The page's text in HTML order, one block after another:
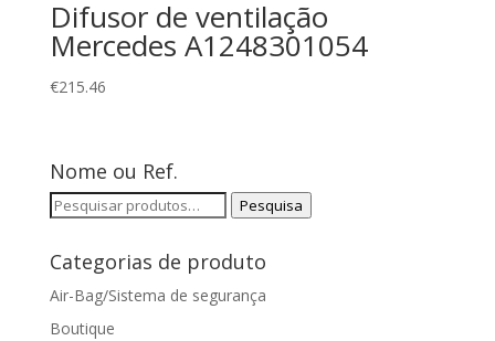
Difusor de ventilação
Mercedes A1248301054
€215.46
Nome ou Ref.
Pesquisar
Pesquisa
Categorias de produto
Air-Bag/Sistema de segurança
Boutique